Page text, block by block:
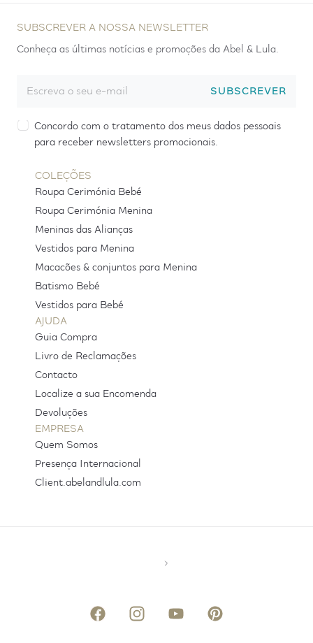
SUBSCREVER A NOSSA NEWSLETTER
Conheça as últimas notícias e promoções da Abel & Lula.
SUBSCREVER
Concordo com o tratamento dos meus dados pessoais
para receber newsletters promocionais.
COLEÇÕES
Roupa Cerimónia Bebé
Roupa Cerimónia Menina
Meninas das Alianças
Vestidos para Menina
Macacões & conjuntos para Menina
Batismo Bebé
Vestidos para Bebé
AJUDA
Guia Compra
Livro de Reclamações
Contacto
Localize a sua Encomenda
Devoluções
EMPRESA
Quem Somos
Presença Internacional
Client.abelandlula.com